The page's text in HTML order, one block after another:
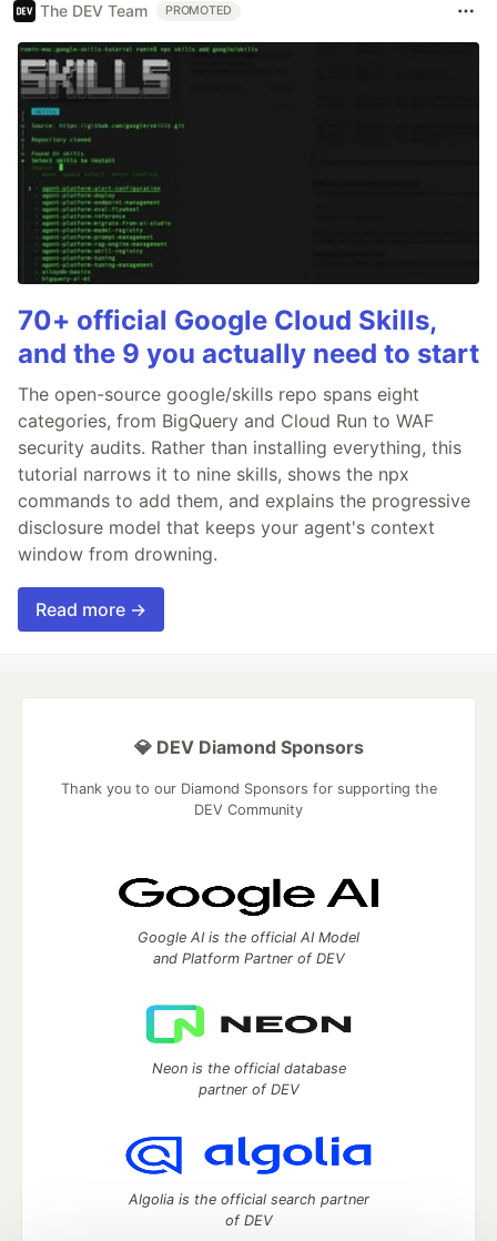
The DEV Team PROMOTED
70+ official Google Cloud Skills,
and the 9 you actually need to start
The open-source google/skills repo spans eight
categories, from BigQuery and Cloud Run to WAF
security audits. Rather than installing everything, this
tutorial narrows it to nine skills, shows the npx
commands to add them, and explains the progressive
disclosure model that keeps your agent's context
window from drowning.
Read more →
💎 DEV Diamond Sponsors
Thank you to our Diamond Sponsors for supporting the
DEV Community
Google AI is the official AI Model
and Platform Partner of DEV
Neon is the official database
partner of DEV
Algolia is the official search partner
of DEV